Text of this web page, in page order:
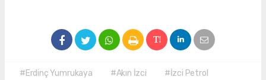
#Erdinç Yumrukaya #Akın İzci #İzci Petrol